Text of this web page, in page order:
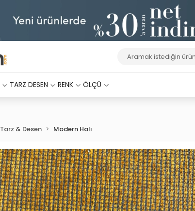
TARZ DESEN RENK ÖLÇÜ
Tarz & Desen Modern Halı